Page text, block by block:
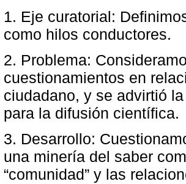
1. Eje curatorial:
como hilos conductores.
2. Problema:
cuestionamientos en
ciudadano, y se advirtió
para la difusión científica.
3. Desarrollo:
una minería del saber
“comunidad” y las